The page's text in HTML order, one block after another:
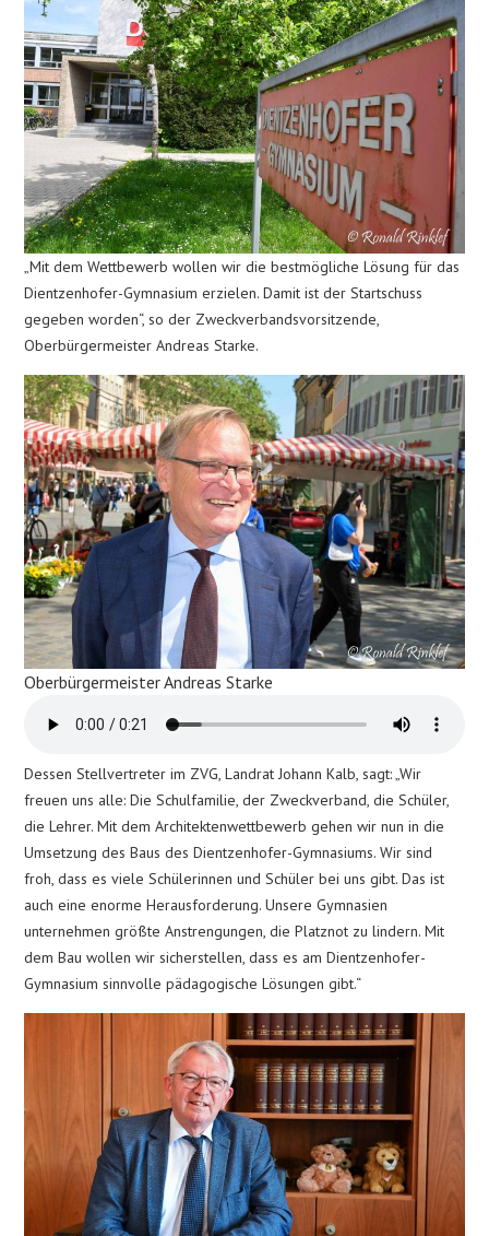
„Mit dem Wettbewerb wollen wir die bestmögliche Lösung für das
Dientzenhofer-Gymnasium erzielen. Damit ist der Startschuss
gegeben worden“, so der Zweckverbandsvorsitzende,
Oberbürgermeister Andreas Starke.
Oberbürgermeister Andreas Starke
Dessen Stellvertreter im ZVG, Landrat Johann Kalb, sagt: „Wir
freuen uns alle: Die Schulfamilie, der Zweckverband, die Schüler,
die Lehrer. Mit dem Architektenwettbewerb gehen wir nun in die
Umsetzung des Baus des Dientzenhofer-Gymnasiums. Wir sind
froh, dass es viele Schülerinnen und Schüler bei uns gibt. Das ist
auch eine enorme Herausforderung. Unsere Gymnasien
unternehmen größte Anstrengungen, die Platznot zu lindern. Mit
dem Bau wollen wir sicherstellen, dass es am Dientzenhofer-
Gymnasium sinnvolle pädagogische Lösungen gibt.“